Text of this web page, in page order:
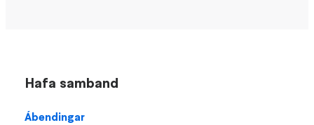
Hafa samband
Ábendingar